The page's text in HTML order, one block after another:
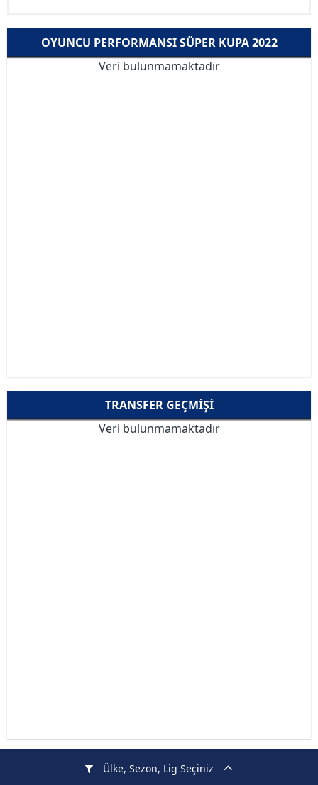
Ülke, Sezon, Lig Seçiniz
OYUNCU PERFORMANSI SÜPER KUPA 2022
Veri bulunmamaktadır
TRANSFER GEÇMIŞI
Veri bulunmamaktadır